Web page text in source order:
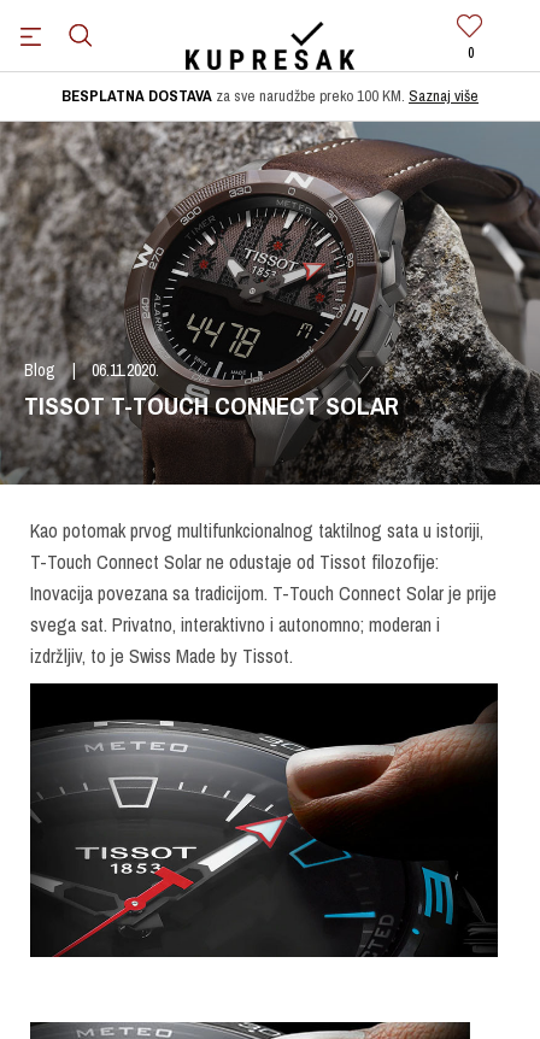
0
BESPLATNA DOSTAVA za sve narudžbe preko 100 KM. Saznaj više
Blog 06.11.2020.
TISSOT T-TOUCH CONNECT SOLAR
Kao potomak prvog multifunkcionalnog taktilnog sata u istoriji,
T-Touch Connect Solar ne odustaje od Tissot filozofije:
Inovacija povezana sa tradicijom. T-Touch Connect Solar je prije
svega sat. Privatno, interaktivno i autonomno; moderan i
izdržljiv, to je Swiss Made by Tissot.